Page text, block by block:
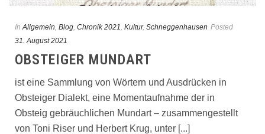
In Allgemein, Blog, Chronik 2021, Kultur, Schneggenhausen Posted
31. August 2021
OBSTEIGER MUNDART
ist eine Sammlung von Wörtern und Ausdrücken in
Obsteiger Dialekt, eine Momentaufnahme der in
Obsteig gebräuchlichen Mundart – zusammengestellt
von Toni Riser und Herbert Krug, unter [...]